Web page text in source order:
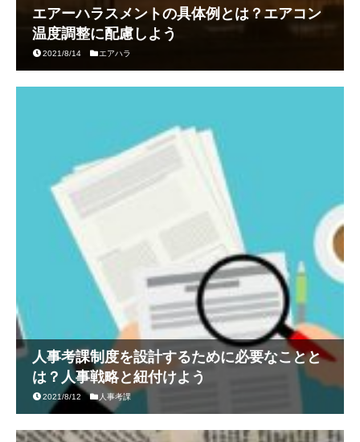
エアーハラスメントの具体例とは？エアコン
温度調整に配慮しよう
2021/8/14 エアハラ
人事考課制度を設計するために必要なことと
は？人事戦略と紐付けよう
2021/8/12 人事考課